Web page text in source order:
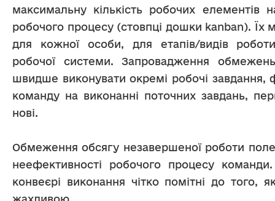
максимальну кількість робочих елементів
робочого процесу (стовпці дошки kanban). Їх
для кожної особи, для етапів/видів
робочої системи. Запровадження
швидше виконувати окремі робочі
команду на виконанні поточних завдань,
нові.
Обмеження обсягу незавершеної роботи
неефективності робочого процесу
конвеєрі виконання чітко помітні до того,